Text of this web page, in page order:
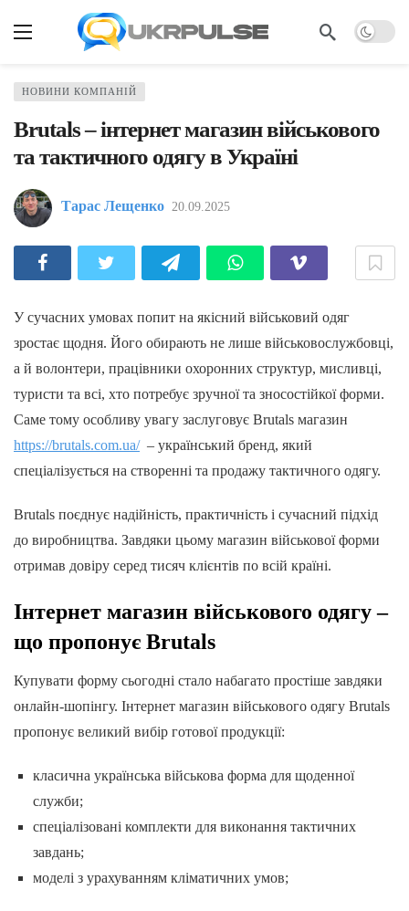
НОВИНИ КОМПАНІЙ
Brutals – інтернет магазин військового
та тактичного одягу в Україні
Тарас Лещенко 20.09.2025
У сучасних умовах попит на якісний військовий одяг
зростає щодня. Його обирають не лише військовослужбовці,
а й волонтери, працівники охоронних структур, мисливці,
туристи та всі, хто потребує зручної та зносостійкої форми.
Саме тому особливу увагу заслуговує Brutals магазин
https://brutals.com.ua/– український бренд, який
спеціалізується на створенні та продажу тактичного одягу.
Brutals поєднує надійність, практичність і сучасний підхід
до виробництва. Завдяки цьому магазин військової форми
отримав довіру серед тисяч клієнтів по всій країні.
Інтернет магазин військового одягу –
що пропонує Brutals
Купувати форму сьогодні стало набагато простіше завдяки
онлайн-шопінгу. Інтернет магазин військового одягу Brutals
пропонує великий вибір готової продукції:
класична українська військова форма для щоденної
служби;
спеціалізовані комплекти для виконання тактичних
завдань;
моделі з урахуванням кліматичних умов;